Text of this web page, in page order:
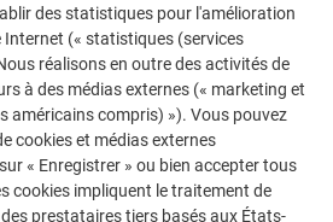
PREFA démontre la
Découvrez d’autres projets
les solutions en aluminium
pour toitures, systèmes solaires et
des statistiques pour l'amélioration
Internet (« statistiques (services
réalisons en outre des activités de
à des médias externes (« marketing et
américains compris) »). Vous pouvez
cookies et médias externes
« Enregistrer » ou bien accepter tous
cookies impliquent le traitement de
prestataires tiers basés aux États-